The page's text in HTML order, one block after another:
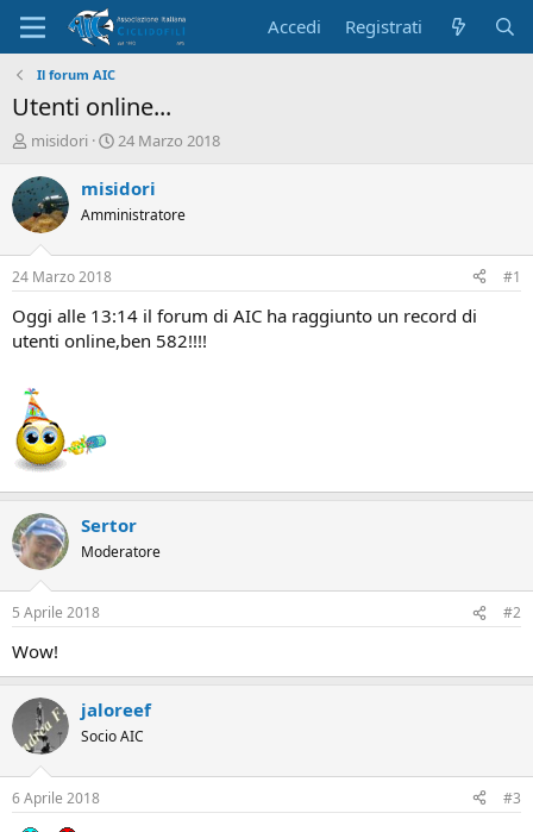
Accedi Registrati
Il forum AIC
Utenti online...
C
e
a
t
o
r
e
D
i
s
u
s
s
i
e
misidori
D
t
a
d
n
i
z
i
24 Marzo 2018
misidori
Amministratore
24 Marzo 2018 #1
Oggi alle 13:14 il forum di AIC ha raggiunto un record di
utenti online,ben 582!!!!
Sertor
Moderatore
5 Aprile 2018 #2
Wow!
jaloreef
Socio AIC
6 Aprile 2018 #3